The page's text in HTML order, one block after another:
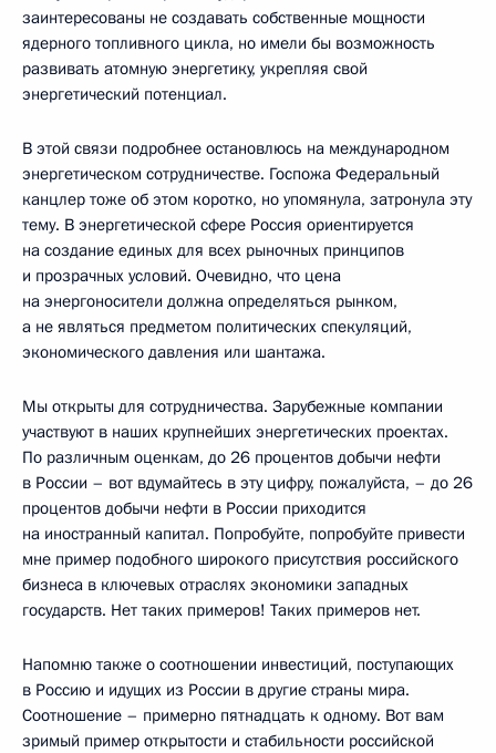
заинтересованы не создавать собственные мощности
ядерного топливного цикла, но имели бы возможность
развивать атомную энергетику, укрепляя свой
энергетический потенциал.
В этой связи подробнее остановлюсь на международном
энергетическом сотрудничестве. Госпожа Федеральный
канцлер тоже об этом коротко, но упомянула, затронула эту
тему. В энергетической сфере Россия ориентируется
на создание единых для всех рыночных принципов
и прозрачных условий. Очевидно, что цена
на энергоносители должна определяться рынком,
а не являться предметом политических спекуляций,
экономического давления или шантажа.
Мы открыты для сотрудничества. Зарубежные компании
участвуют в наших крупнейших энергетических проектах.
По различным оценкам, до 26 процентов добычи нефти
в России – вот вдумайтесь в эту цифру, пожалуйста, – до 26
процентов добычи нефти в России приходится
на иностранный капитал. Попробуйте, попробуйте привести
мне пример подобного широкого присутствия российского
бизнеса в ключевых отраслях экономики западных
государств. Нет таких примеров! Таких примеров нет.
Напомню также о соотношении инвестиций, поступающих
в Россию и идущих из России в другие страны мира.
Соотношение – примерно пятнадцать к одному. Вот вам
зримый пример открытости и стабильности российской